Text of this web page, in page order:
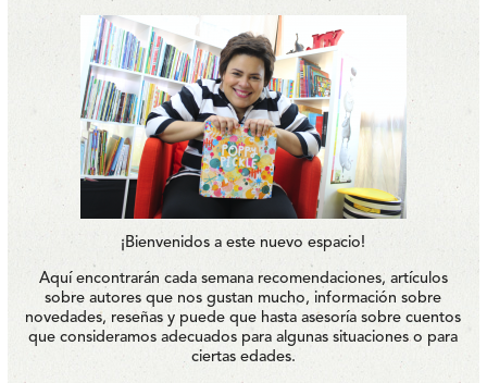
¡Bienvenidos a este nuevo espacio!
Aquí encontrarán cada semana recomendaciones, artículos
sobre autores que nos gustan mucho, información sobre
novedades, reseñas y puede que hasta asesoría sobre cuentos
que consideramos adecuados para algunas situaciones o para
ciertas edades.